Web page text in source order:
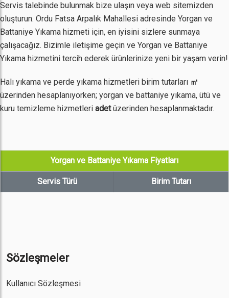
Servis talebinde bulunmak bize ulaşın veya web sitemizden
oluşturun. Ordu Fatsa Arpalık Mahallesi adresinde Yorgan ve
Battaniye Yıkama hizmeti için, en iyisini sizlere sunmaya
çalışacağız. Bizimle iletişime geçin ve Yorgan ve Battaniye
Yıkama hizmetini tercih ederek ürünlerinize yeni bir yaşam verin!
Halı yıkama ve perde yıkama hizmetleri birim tutarları ㎡
üzerinden hesaplanıyorken; yorgan ve battaniye yıkama, ütü ve
kuru temizleme hizmetleri adetüzerinden hesaplanmaktadır.
Yorgan ve Battaniye Yıkama Fiyatları
Servis Türü Birim Tutarı
Sözleşmeler
Kullanıcı Sözleşmesi